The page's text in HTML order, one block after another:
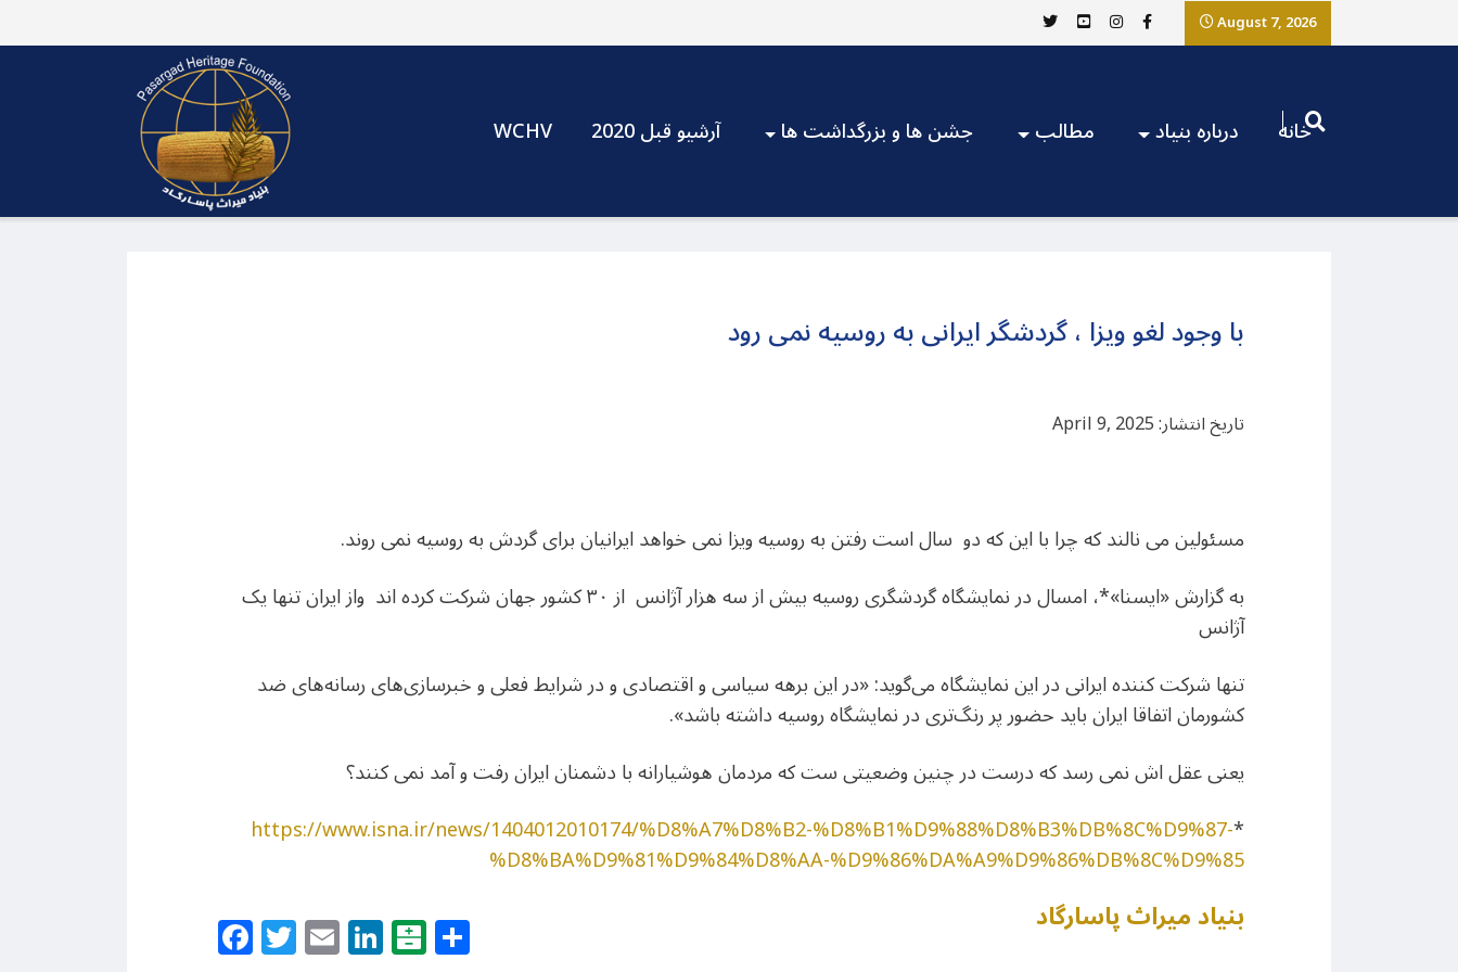
August 7, 2026
WCHV آرشیو قبل 2020 جشن ها و بزرگداشت ها مطالب درباره بنیاد خانه
با وجود لغو ویزا ، گردشگر ایرانی به روسیه نمی رود
تاریخ انتشار: April 9, 2025
مسئولین می نالند که چرا با این که دو سال است رفتن به روسیه ویزا نمی خواهد ایرانیان برای گردش به روسیه نمی روند.
به گزارش «ایسنا»*، امسال در نمایشگاه گردشگری روسیه بیش از سه هزار آژانس از ۳۰ کشور جهان شرکت کرده اند واز ایران تنها یک
آژانس
تنها شرکت کننده ایرانی در این نمایشگاه می‌گوید: «در این برهه سیاسی و اقتصادی و در شرایط فعلی و خبرسازی‌های رسانه‌های ضد
کشورمان اتفاقا ایران باید حضور پر رنگ‌تری در نمایشگاه روسیه داشته باشد».
یعنی عقل اش نمی رسد که درست در چنین وضعیتی ست که مردمان هوشیارانه با دشمنان ایران رفت و آمد نمی کنند؟
*
https://www.isna.ir/news/1404012010174/%D8%A7%D8%B2-%D8%B1%D9%88%D8%B3%DB%8C%D9%87-
%D8%BA%D9%81%D9%84%D8%AA-%D9%86%DA%A9%D9%86%DB%8C%D9%85
Facebook
Twitter
EmailLinkedIn
Balatarin بنیاد میراث پاسارگاد